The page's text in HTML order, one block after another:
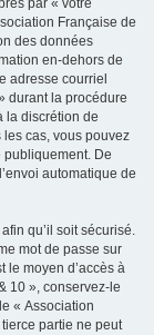
par « votre
Française de
des données
en-dehors de
adresse courriel
durant la procédure
la discrétion de
cas, vous pouvez
De
automatique de
qu’il soit sécurisé.
mot de passe sur
le moyen d’accès à
10 », conservez-le
« Association
partie ne peut